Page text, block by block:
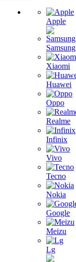
Apple
Samsung
Xiaomi
Huawei
Oppo
Realme
Infinix
Vivo
Tecno
Nokia
Google
Meizu
Lg